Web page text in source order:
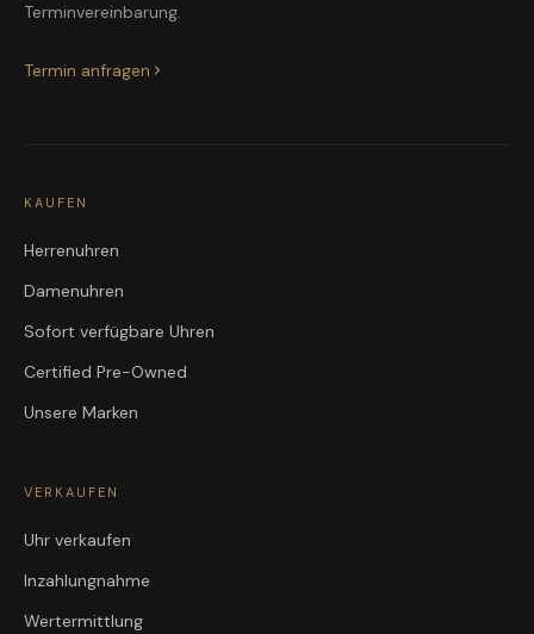
Terminvereinbarung.
Termin anfragen
KAUFEN
Herrenuhren
Damenuhren
Sofort verfügbare Uhren
Certified Pre-Owned
Unsere Marken
VERKAUFEN
Uhr verkaufen
Inzahlungnahme
Wertermittlung